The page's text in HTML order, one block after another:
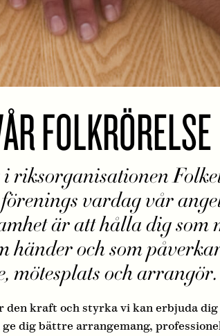
FOLKRÖRELSE
riksorganisationen
vardag vår
är att hålla dig som
händer och som
mötesplats och arrangör.
kraft och styrka vi kan erbjuda dig
ge dig bättre arrangemang,